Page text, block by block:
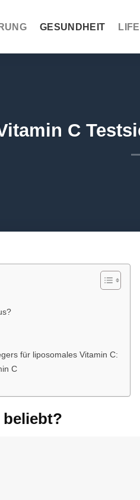
GESUNDHEIT
C
für liposomales Vitamin C:
C
beliebt?